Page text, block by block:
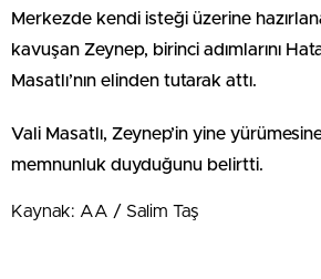
Merkezde kendi isteği üzerine
kavuşan Zeynep, birinci adımlarını
Masatlı’nın elinden tutarak attı.
Vali Masatlı, Zeynep’in yine
memnunluk duyduğunu belirtti.
Kaynak: AA / Salim Taş